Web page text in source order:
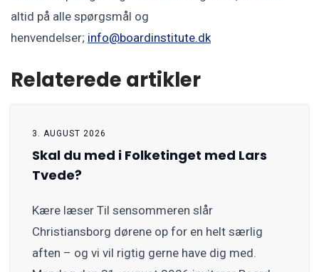
altid på alle spørgsmål og
henvendelser; info@boardinstitute.dk
Relaterede artikler
3. AUGUST 2026
Skal du med i Folketinget med Lars
Tvede?
Kære læser Til sensommeren slår
Christiansborg dørene op for en helt særlig
aften – og vi vil rigtig gerne have dig med.